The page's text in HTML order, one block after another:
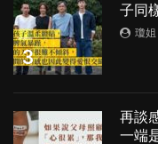
3
子同
瓊姐
再談
一端